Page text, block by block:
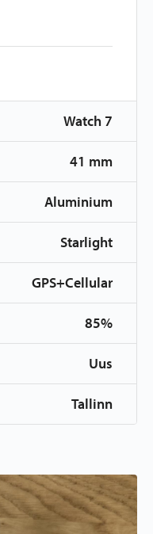
Watch 7
41 mm
Aluminium
Starlight
GPS+Cellular
85%
Uus
Tallinn